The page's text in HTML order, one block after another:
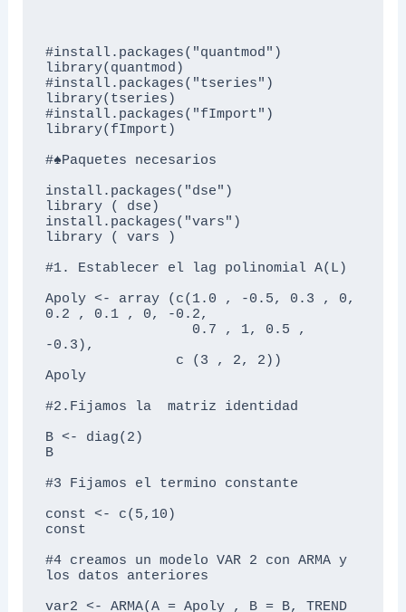
#install.packages("quantmod")
library(quantmod)
#install.packages("tseries")
library(tseries)
#install.packages("fImport")
library(fImport)
#♠Paquetes necesarios
install.packages("dse")
library ( dse)
install.packages("vars")
library ( vars )
#1. Establecer el lag polinomial A(L)
Apoly <- array (c(1.0 , -0.5, 0.3 , 0,
0.2 , 0.1 , 0, -0.2,
-0.3),
Apoly
#2.Fijamos la  matriz identidad
B <- diag(2)
B
#3 Fijamos el termino constante
const <- c(5,10)
const
#4 creamos un modelo VAR 2 con ARMA y
los datos anteriores
var2 <- ARMA(A = Apoly , B = B, TREND